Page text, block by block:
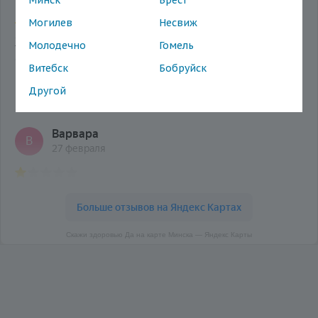
Могилев
Несвиж
Молодечно
Гомель
Витебск
Бобруйск
Другой